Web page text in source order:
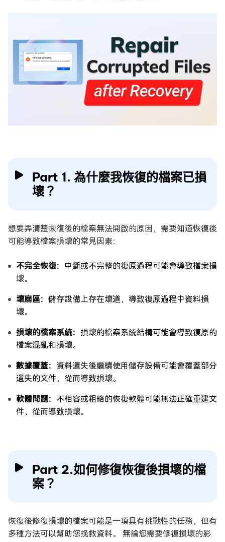
Part 1. 為什麼我恢復的檔案已損
壞？
想要弄清楚恢復後的檔案無法開啟的原因，需要知道恢復後
可能導致檔案損壞的常見因素：
不完全恢復： 中斷或不完整的復原過程可能會導致檔案損
壞。
壞扇區： 儲存設備上存在壞道，導致復原過程中資料損
壞。
損壞的檔案系統： 損壞的檔案系統結構可能會導致復原的
檔案混亂和損壞。
數據覆蓋： 資料遺失後繼續使用儲存設備可能會覆蓋部分
遺失的文件，從而導致損壞。
軟體問題： 不相容或粗略的恢復軟體可能無法正確重建文
件，從而導致損壞。
Part 2.如何修復恢復後損壞的檔
案？
恢復後修復損壞的檔案可能是一項具有挑戰性的任務，但有
多種方法可以幫助您挽救資料。 無論您需要修復損壞的影